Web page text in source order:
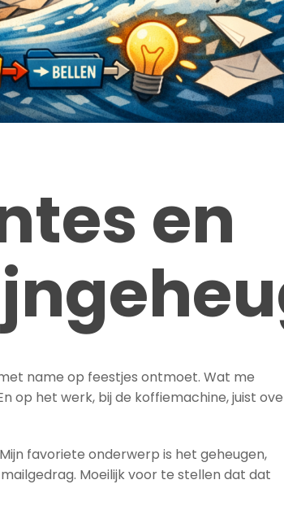
en
name op feestjes ontmoet. Wat me
op het werk, bij de koffiemachine, juist
favoriete onderwerp is het geheugen,
Moeilijk voor te stellen dat dat